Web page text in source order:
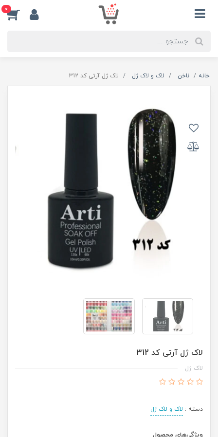
0
خانه ناخن لاک و لاک ژل لاک ژل آرتی کد 312
لاک ژل آرتی کد 312
لاک ژل
دسته : لاک و لاک ژل
ویژگی‌های محصول